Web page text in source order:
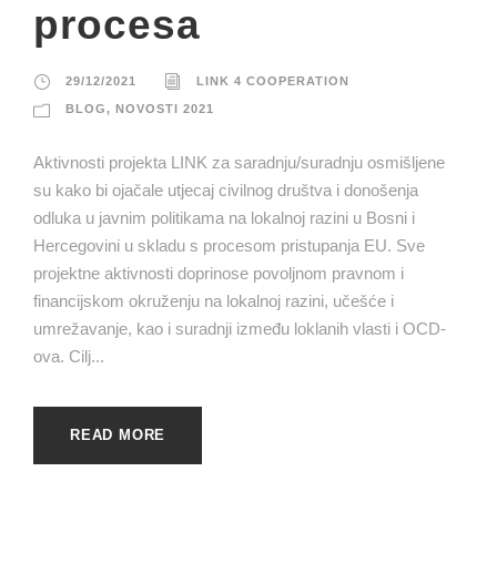
procesa
29/12/2021 LINK 4 COOPERATION
BLOG, NOVOSTI 2021
Aktivnosti projekta LINK za saradnju/suradnju osmišljene
su kako bi ojačale utjecaj civilnog društva i donošenja
odluka u javnim politikama na lokalnoj razini u Bosni i
Hercegovini u skladu s procesom pristupanja EU. Sve
projektne aktivnosti doprinose povoljnom pravnom i
financijskom okruženju na lokalnoj razini, učešće i
umrežavanje, kao i suradnji između loklanih vlasti i OCD-
ova. Cilj...
READ MORE